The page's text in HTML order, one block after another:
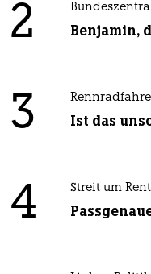
2 Benjamin,
3 Ist das
4 Streit um